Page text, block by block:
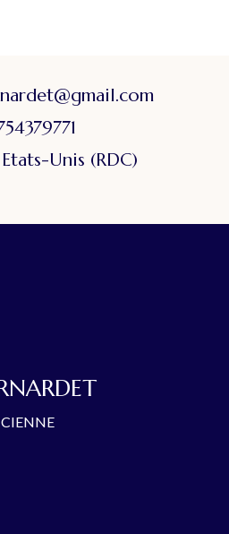
Unis (RDC)